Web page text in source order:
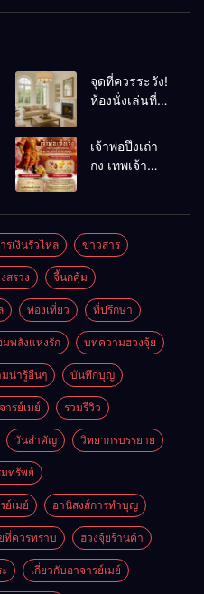
จุดที่ควรระวัง!
ห้องนั่งเล่นที่
พลังชีวิต
เจ้าพ่อปึงเถ่า
กง เทพเจ้า
รเงินรั่วไหล ข่าวสาร
สรวง จี้นกคุ้ม
ท่องเที่ยว ที่ปรึกษา
พลังแห่งรัก บทความฮวงจุ้ย
น่ารู้อื่นๆ บันทึกบุญ
ารย์เมย์ รวมรีวิว
วันสำคัญ วิทยากรบรรยาย
มทรัพย์
ย์เมย์ อานิสงส์การทำบุญ
ที่ควรทราบ ฮวงจุ้ยร้านค้า
เกี่ยวกับอาจารย์เมย์